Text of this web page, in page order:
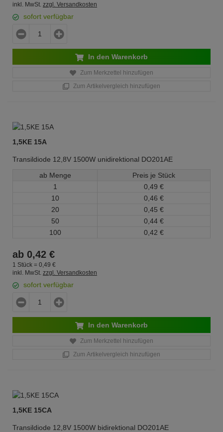
inkl. MwSt. zzgl. Versandkosten
sofort verfügbar
In den Warenkorb
Zum Merkzettel hinzufügen
Zum Artikelvergleich hinzufügen
1,5KE 15A
Transildiode 12,8V 1500W unidirektional DO201AE
ab Menge
Preis je Stück
1
0, 49 €
10
0, 46 €
20
0, 45 €
50
0, 44 €
100
0, 42 €
ab 0,42 €
1 Stück = 0, 49 €
inkl. MwSt. zzgl. Versandkosten
sofort verfügbar
In den Warenkorb
Zum Merkzettel hinzufügen
Zum Artikelvergleich hinzufügen
1,5KE 15CA
Transildiode 12,8V 1500W bidirektional DO201AE